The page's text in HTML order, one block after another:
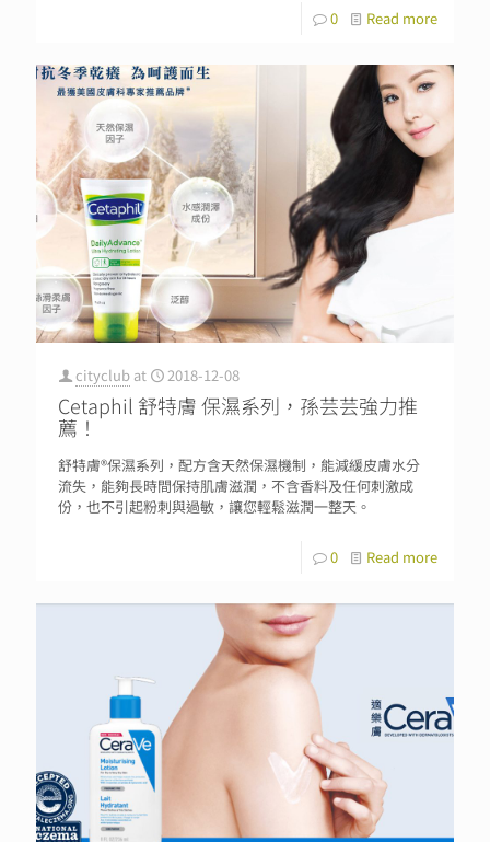
0 Read more
cityclub at 2018-12-08
Cetaphil 舒特膚 保濕系列，孫芸芸強力推
薦！
舒特膚®保濕系列，配方含天然保濕機制，能減緩皮膚水分
流失，能夠長時間保持肌膚滋潤，不含香料及任何刺激成
份，也不引起粉刺與過敏，讓您輕鬆滋潤一整天。
0 Read more